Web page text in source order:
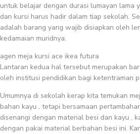
untuk belajar dengan durasi lumayan lama
dan kursi harus hadir dalam tiap sekolah.
adalah barang yang wajib disiapkan oleh
kedamaian muridnya.
agen meja kursi ace ikea futura
Lantaran kedua hal tersebut merupakan
oleh institusi pendidikan bagi ketentraman
Umumnya di sekolah kerap kita temukan
bahan kayu , tetapi bersamaan
disenangi dengan material besi dan kayu ,
dengan pakai material berbahan besi ini.